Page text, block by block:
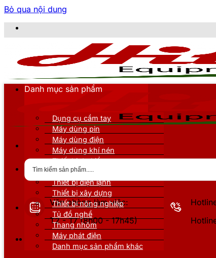
Bỏ qua nội dung
Văn phòng làm việc:
T2 - T7 (8h00 - 17h45)
Danh mục sản phẩm
Dụng cụ cầm tay
Máy dùng pin
Máy dùng điện
Máy dùng khí nén
Thiết bị đo kiểm
Thiết bị nâng đỡ
Thiết bị điện lạnh
Thiết bị xây dựng
Thiết bị nông nghiệp
Tủ đồ nghề
Thang nhôm
Máy phát điện
Danh mục sản phẩm khác